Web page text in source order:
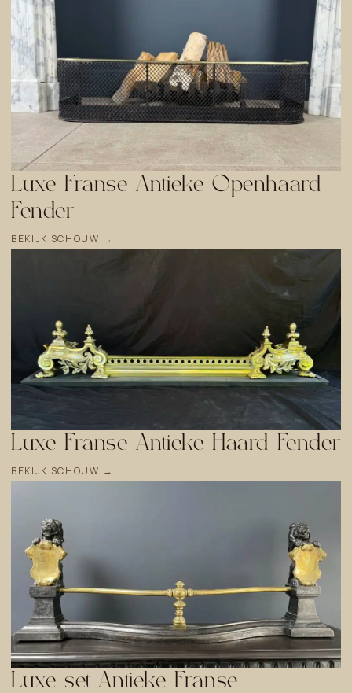
Luxe Franse Antieke Openhaard
Fender
BEKIJK SCHOUW →
Luxe Franse Antieke Haard Fender
BEKIJK SCHOUW →
Luxe set Antieke Franse